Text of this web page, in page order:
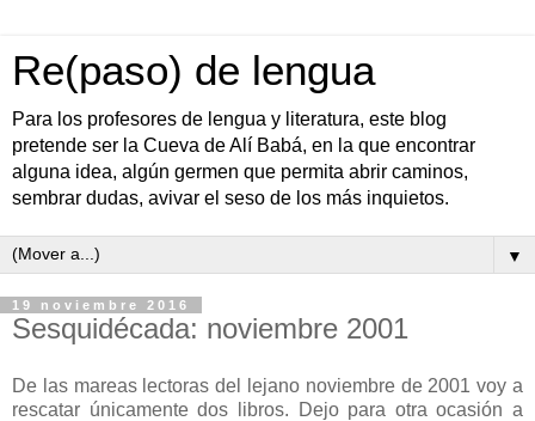
Re(paso) de lengua
Para los profesores de lengua y literatura, este blog
pretende ser la Cueva de Alí Babá, en la que encontrar
alguna idea, algún germen que permita abrir caminos,
sembrar dudas, avivar el seso de los más inquietos.
▼
19 noviembre 2016
Sesquidécada: noviembre 2001
De las mareas lectoras del lejano noviembre de 2001 voy a
rescatar únicamente dos libros. Dejo para otra ocasión a